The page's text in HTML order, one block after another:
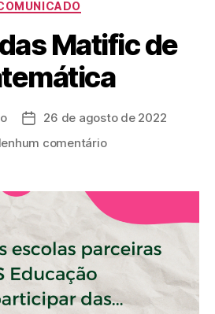
Matific de
26 de agosto de 2022
comentário